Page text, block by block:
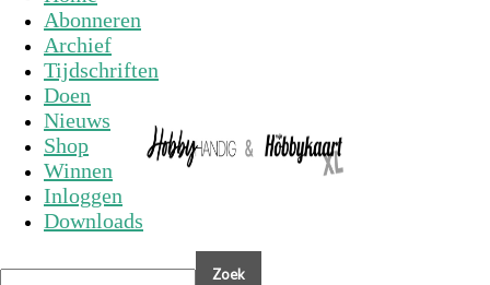
Abonneren
Archief
Tijdschriften
Doen
Nieuws
Shop
Winnen
Inloggen
Downloads